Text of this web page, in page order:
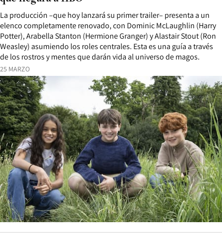
25 MARZO
La producción –que hoy lanzará su primer trailer– presenta a un
elenco completamente renovado, con Dominic McLaughlin (Harry
Potter), Arabella Stanton (Hermione Granger) y Alastair Stout (Ron
Weasley) asumiendo los roles centrales. Esta es una guía a través
de los rostros y mentes que darán vida al universo de magos.